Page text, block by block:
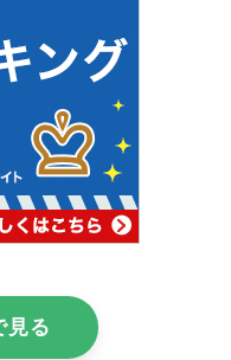
見る